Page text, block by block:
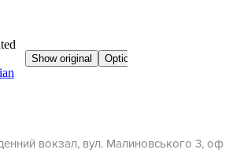
вокзал, вул. Малиновського 3, оф